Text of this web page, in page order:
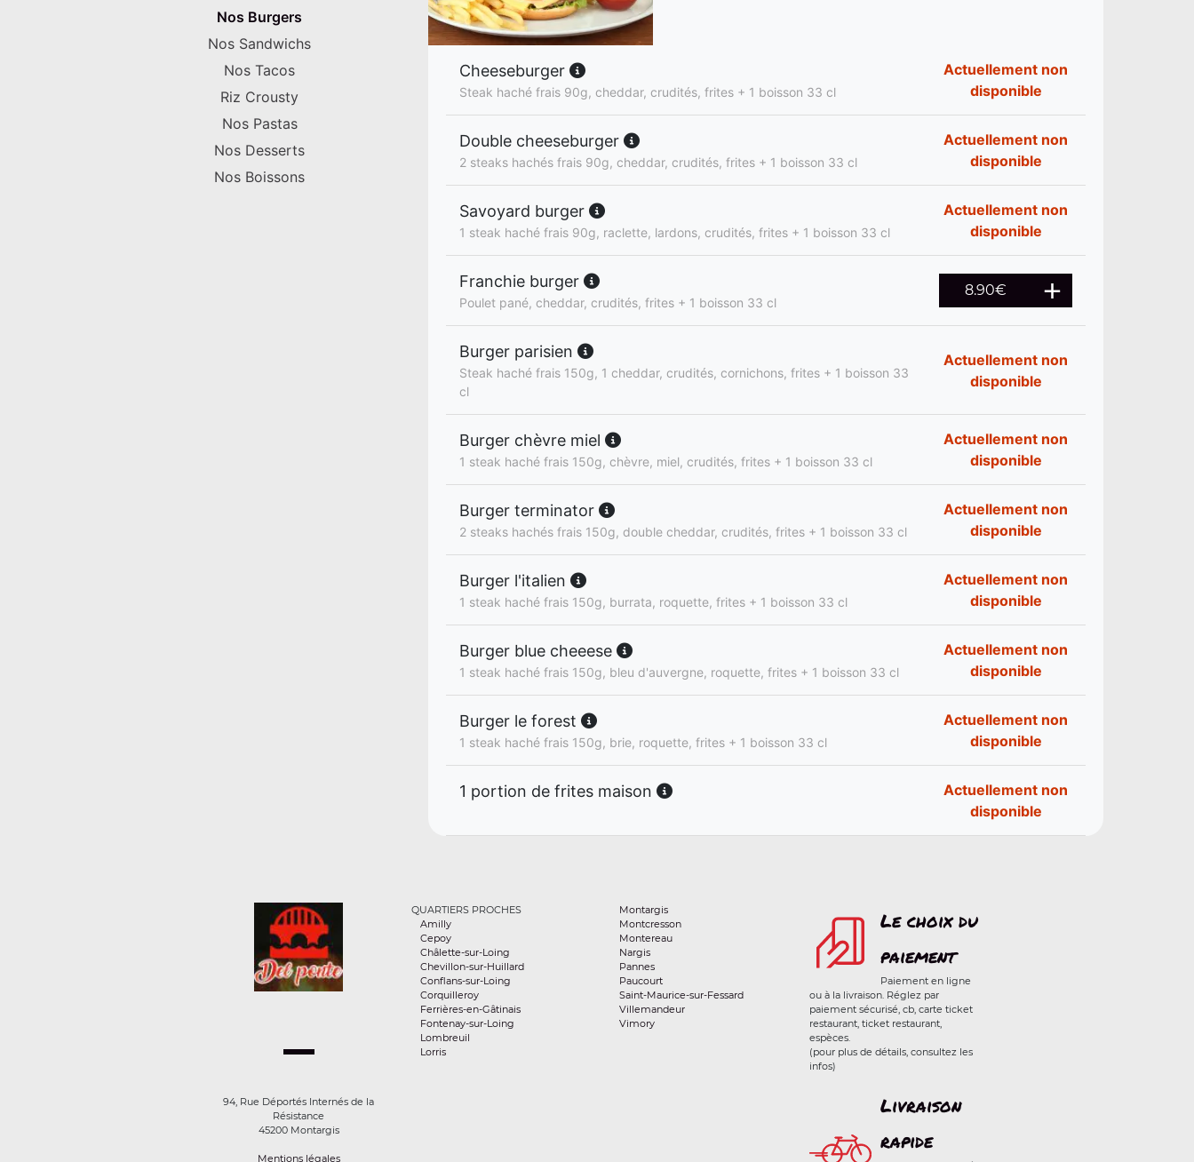
Nos Burgers
Nos Sandwichs
Nos Tacos
Riz Crousty
Nos Pastas
Nos Desserts
Nos Boissons
Cheeseburger
Steak haché frais 90g, cheddar, crudités, frites + 1 boisson 33 cl
Actuellement non
disponible
Double cheeseburger
2 steaks hachés frais 90g, cheddar, crudités, frites + 1 boisson 33 cl
Actuellement non
disponible
Savoyard burger
1 steak haché frais 90g, raclette, lardons, crudités, frites + 1 boisson 33 cl
Actuellement non
disponible
Franchie burger
Poulet pané, cheddar, crudités, frites + 1 boisson 33 cl
8.90€
Burger parisien
Steak haché frais 150g, 1 cheddar, crudités, cornichons, frites + 1 boisson 33
cl
Actuellement non
disponible
Burger chèvre miel
1 steak haché frais 150g, chèvre, miel, crudités, frites + 1 boisson 33 cl
Actuellement non
disponible
Burger terminator
2 steaks hachés frais 150g, double cheddar, crudités, frites + 1 boisson 33 cl
Actuellement non
disponible
Burger l'italien
1 steak haché frais 150g, burrata, roquette, frites + 1 boisson 33 cl
Actuellement non
disponible
Burger blue cheeese
1 steak haché frais 150g, bleu d'auvergne, roquette, frites + 1 boisson 33 cl
Actuellement non
disponible
Burger le forest
1 steak haché frais 150g, brie, roquette, frites + 1 boisson 33 cl
Actuellement non
disponible
1 portion de frites maison
Actuellement non
disponible
94, Rue Déportés Internés de la
Résistance
45200 Montargis
Mentions légales
QUARTIERS PROCHES
Amilly
Cepoy
Châlette-sur-Loing
Chevillon-sur-Huillard
Conflans-sur-Loing
Corquilleroy
Ferrières-en-Gâtinais
Fontenay-sur-Loing
Lombreuil
Lorris
Montargis
Montcresson
Montereau
Nargis
Pannes
Paucourt
Saint-Maurice-sur-Fessard
Villemandeur
Vimory
Le choix du
paiement
Paiement en ligne
ou à la livraison. Réglez par
paiement sécurisé, cb, carte ticket
restaurant, ticket restaurant,
espèces.
(pour plus de détails, consultez les
infos)
Livraison
rapide